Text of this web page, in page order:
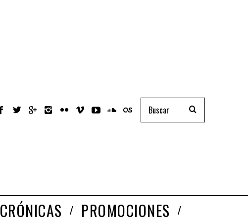
CRÓNICAS PROMOCIONES